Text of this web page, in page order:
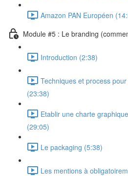
Amazon PAN Européen
Module #5 : Le branding
Introduction (2:38)
Techniques et process
(23:38)
Etablir une charte
(29:05)
Le packaging (5:38)
Les mentions à